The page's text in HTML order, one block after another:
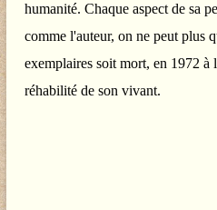
humanité. Chaque aspect de sa
comme l'auteur, on ne peut plus
exemplaires soit mort, en 1972 à
réhabilité de son vivant.